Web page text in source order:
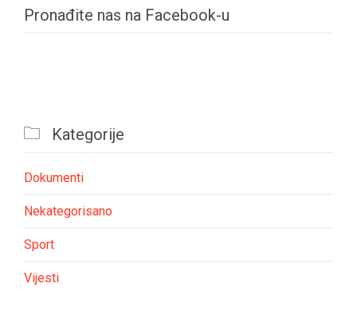
Pronađite nas na Facebook-u
 Kategorije
Dokumenti
Nekategorisano
Sport
Vijesti